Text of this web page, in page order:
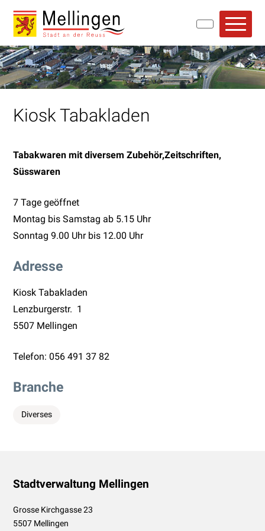
Navigieren in Mellingen
Schnellnavigation
Kiosk Tabakladen
Tabakwaren mit diversem Zubehör,Zeitschriften,
Süsswaren
7 Tage geöffnet
Montag bis Samstag ab 5.15 Uhr
Sonntag 9.00 Uhr bis 12.00 Uhr
Adresse
Kiosk Tabakladen
Lenzburgerstr. 1
5507 Mellingen
Telefon:056 491 37 82
Branche
Diverses
Footer
Stadtverwaltung Mellingen
Grosse Kirchgasse 23
5507 Mellingen